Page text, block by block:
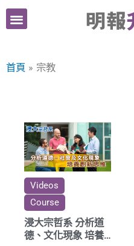
跳
內首頁 宗教
Videos
Course
浸大宗哲系 分析道
德、文化現象 培養